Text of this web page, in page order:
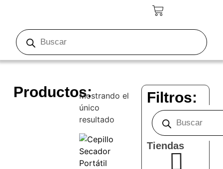
Productos:Mostrando el
único
resultado
Filtros:
Tiendas